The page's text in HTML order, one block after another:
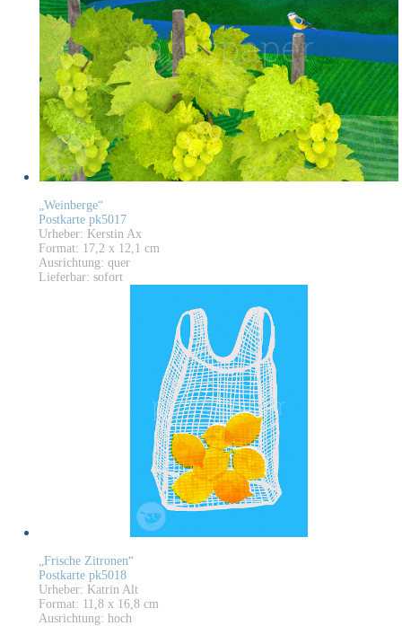
„Weinberge“
Postkarte pk5017
Urheber: Kerstin Ax
Format: 17,2 x 12,1 cm
Ausrichtung: quer
Lieferbar: sofort
„Frische Zitronen“
Postkarte pk5018
Urheber: Katrin Alt
Format: 11,8 x 16,8 cm
Ausrichtung: hoch